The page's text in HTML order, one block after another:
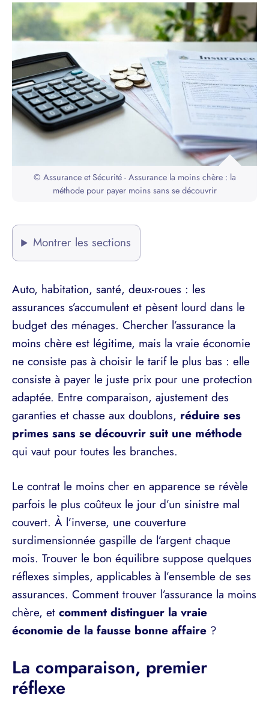
© Assurance et Sécurité - Assurance la moins chère : la
méthode pour payer moins sans se découvrir
Montrer les sections
Auto, habitation, santé, deux-roues : les
assurances s’accumulent et pèsent lourd dans le
budget des ménages. Chercher l’assurance la
moins chère est légitime, mais la vraie économie
ne consiste pas à choisir le tarif le plus bas : elle
consiste à payer le juste prix pour une protection
adaptée. Entre comparaison, ajustement des
garanties et chasse aux doublons, réduire ses
primes sans se découvrir suit une méthode
qui vaut pour toutes les branches.
Le contrat le moins cher en apparence se révèle
parfois le plus coûteux le jour d’un sinistre mal
couvert. À l’inverse, une couverture
surdimensionnée gaspille de l’argent chaque
mois. Trouver le bon équilibre suppose quelques
réflexes simples, applicables à l’ensemble de ses
assurances. Comment trouver l’assurance la moins
chère, et comment distinguer la vraie
économie de la fausse bonne affaire ?
La comparaison, premier
réflexe